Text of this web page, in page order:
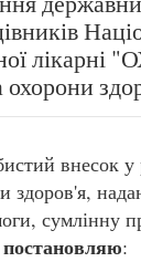
охорони
внесок у
здоров'я,
сумлінну
постановляю: